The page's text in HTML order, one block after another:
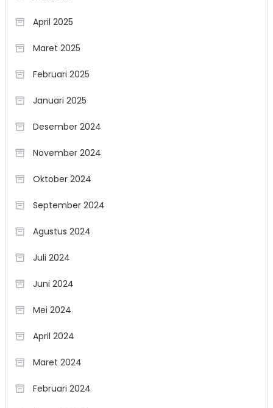
April 2025
Maret 2025
Februari 2025
Januari 2025
Desember 2024
November 2024
Oktober 2024
September 2024
Agustus 2024
Juli 2024
Juni 2024
Mei 2024
April 2024
Maret 2024
Februari 2024